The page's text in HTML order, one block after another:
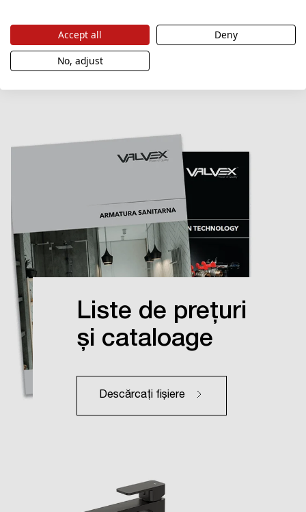
Descărcați fișiere
Liste de prețuri
și cataloage
Descărcați fișiere
Accept all
Deny
No, adjust